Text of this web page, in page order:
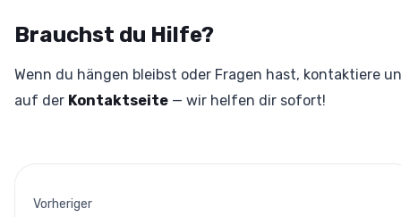
Brauchst du Hilfe?
Wenn du hängen bleibst oder Fragen hast, kontaktiere
auf der Kontaktseite — wir helfen dir sofort!
Vorheriger